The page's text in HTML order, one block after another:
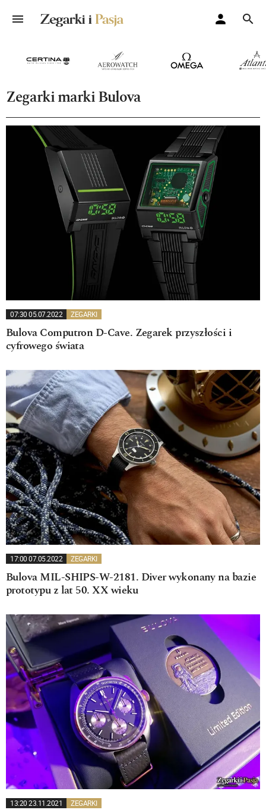
Zegarki marki Bulova
07:30 05.07.2022 ZEGARKI
Bulova Computron D-Cave. Zegarek przyszłości i
cyfrowego świata
17:00 07.05.2022 ZEGARKI
Bulova MIL-SHIPS-W-2181. Diver wykonany na bazie
prototypu z lat 50. XX wieku
13:20 23.11.2021 ZEGARKI